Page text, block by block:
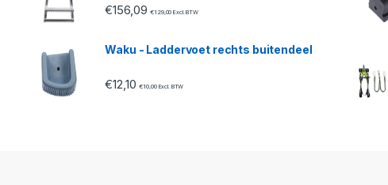
€156,09 €129,00 Excl. BTW
Waku - Laddervoet rechts buitendeel
€12,10 €10,00Excl. BTW